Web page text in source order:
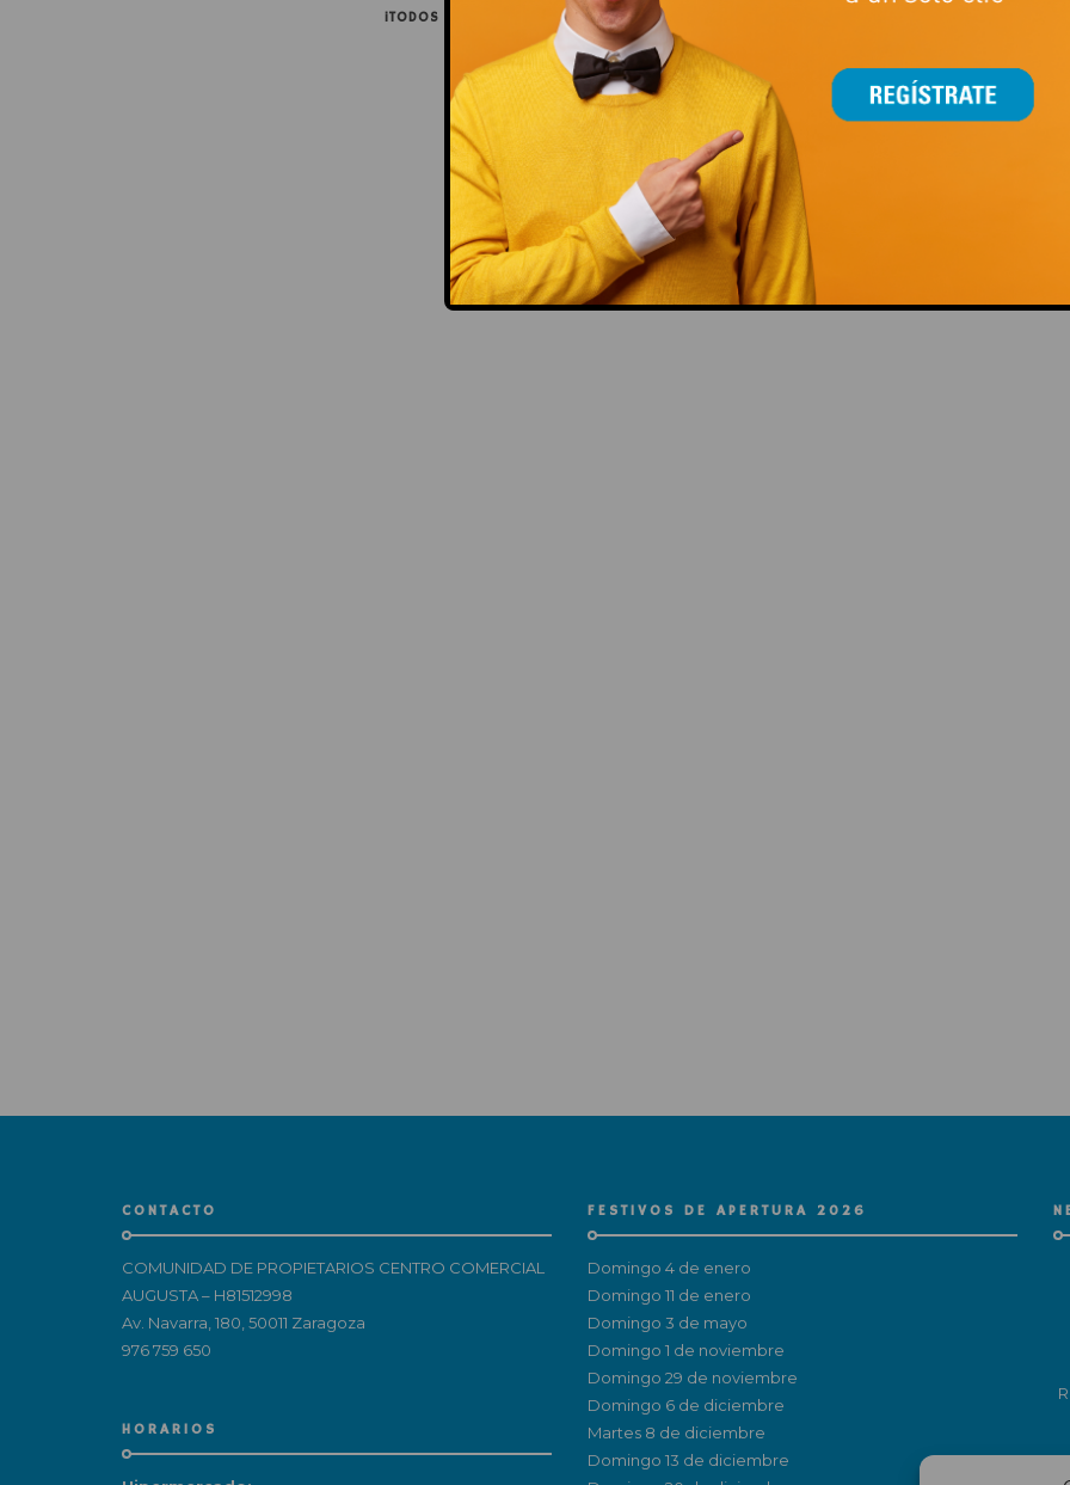
¡TODOS CON LA SELECCIÓN!
ENTRENAR FUERZA ES MUCHO
MÁS QUE LEVANTAR PESO
LA TEMPORADA DE
TAMBIÉN SE JUEGA
ESTILAZO
CONTACTO
COMUNIDAD DE PROPIETARIOS CENTRO COMERCIAL
AUGUSTA – H81512998
Av. Navarra, 180, 50011 Zaragoza
976 759 650
HORARIOS
FESTIVOS DE APERTURA 2026
Domingo 4 de enero
Domingo 11 de enero
Domingo 3 de mayo
Domingo 1 de noviembre
Domingo 29 de noviembre
Domingo 6 de diciembre
Martes 8 de diciembre
Domingo 13 de diciembre